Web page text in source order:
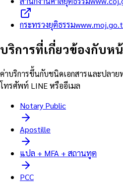
กระทรวงยุติธรรม
บริการที่เกี่ยวข้องกับห
ค่าบริการขึ้นกับชนิดเอกสารและปลา
โทรศัพท์ LINE หรืออีเมล
Notary Public
Apostille
แปล + MFA + สถานทูต
PCC